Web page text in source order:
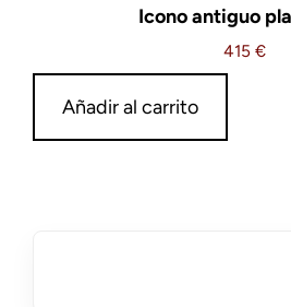
Icono antiguo
415 €
Añadir al carrito